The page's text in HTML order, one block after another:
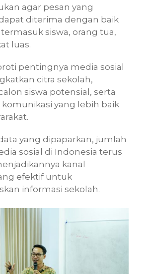
agar pesan yang
diterima dengan baik
siswa, orang tua,
luas.
pentingnya media sosial
citra sekolah,
siswa potensial, serta
yang lebih baik
yang dipaparkan, jumlah
sosial di Indonesia terus
kanal
efektif untuk
informasi sekolah.